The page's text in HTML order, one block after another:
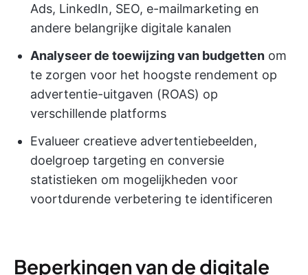
Ads, LinkedIn, SEO, e-mailmarketing en
andere belangrijke digitale kanalen
Analyseer de toewijzing van budgetten om
te zorgen voor het hoogste rendement op
advertentie-uitgaven (ROAS) op
verschillende platforms
Evalueer creatieve advertentiebeelden,
doelgroep targeting en conversie
statistieken om mogelijkheden voor
voortdurende verbetering te identificeren
Beperkingen van de digitale